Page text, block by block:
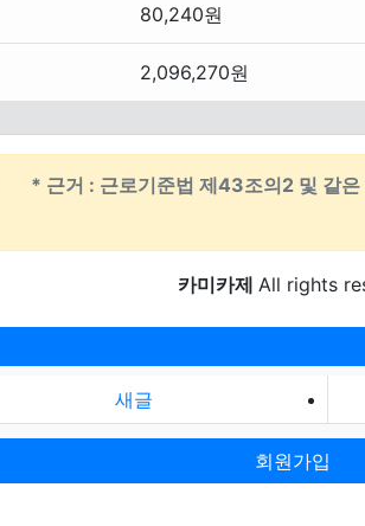
80,240원
2,096,270원
* 근거 : 근로기준법 제43조의2 및 같
카미카제 All rights
새글
회원가입